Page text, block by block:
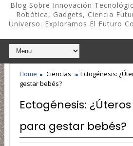
Blog Sobre Innovación
Robótica, Gadgets, Ciencia
Universo. Exploramos El Futuro
Home Ciencias
Ectogénesis:
gestar bebés?
Ectogénesis:
para gestar bebés?